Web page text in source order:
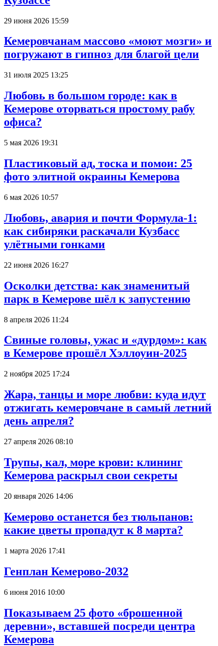
29 июня 2026 15:59
Кемеровчанам массово «моют мозги» и
погружают в гипноз для благой цели
31 июля 2025 13:25
Любовь в большом городе: как в
Кемерове оторваться простому рабу
офиса?
5 мая 2026 19:31
Пластиковый ад, тоска и помои: 25
фото элитной окраины Кемерова
6 мая 2026 10:57
Любовь, авария и почти Формула-1:
как сибиряки раскачали Кузбасс
улётными гонками
22 июня 2026 16:27
Осколки детства: как знаменитый
парк в Кемерове шёл к запустению
8 апреля 2026 11:24
Свиные головы, ужас и «дурдом»: как
в Кемерове прошёл Хэллоуин-2025
2 ноября 2025 17:24
Жара, танцы и море любви: куда идут
отжигать кемеровчане в самый летний
день апреля?
27 апреля 2026 08:10
Трупы, кал, море крови: клининг
Кемерова раскрыл свои секреты
20 января 2026 14:06
Кемерово останется без тюльпанов:
какие цветы пропадут к 8 марта?
1 марта 2026 17:41
Генплан Кемерово-2032
6 июня 2016 10:00
Показываем 25 фото «брошенной
деревни», вставшей посреди центра
Кемерова